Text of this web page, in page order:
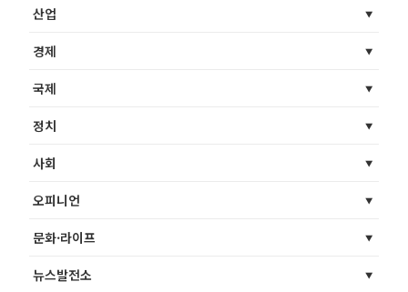
산업
경제
국제
정치
사회
오피니언
문화·라이프
뉴스발전소